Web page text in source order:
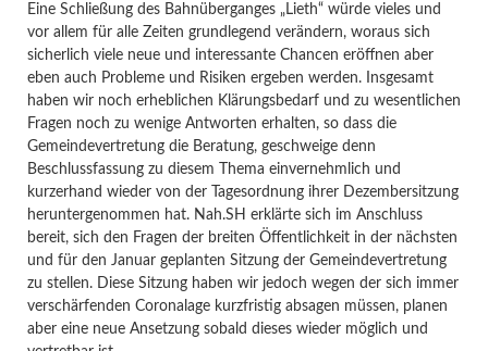
Eine Schließung des Bahnüberganges „Lieth“ würde vieles und
vor allem für alle Zeiten grundlegend verändern, woraus sich
sicherlich viele neue und interessante Chancen eröffnen aber
eben auch Probleme und Risiken ergeben werden. Insgesamt
haben wir noch erheblichen Klärungsbedarf und zu wesentlichen
Fragen noch zu wenige Antworten erhalten, so dass die
Gemeindevertretung die Beratung, geschweige denn
Beschlussfassung zu diesem Thema einvernehmlich und
kurzerhand wieder von der Tagesordnung ihrer Dezembersitzung
heruntergenommen hat. Nah.SH erklärte sich im Anschluss
bereit, sich den Fragen der breiten Öffentlichkeit in der nächsten
und für den Januar geplanten Sitzung der Gemeindevertretung
zu stellen. Diese Sitzung haben wir jedoch wegen der sich immer
verschärfenden Coronalage kurzfristig absagen müssen, planen
aber eine neue Ansetzung sobald dieses wieder möglich und